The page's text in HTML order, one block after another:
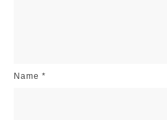
Name *